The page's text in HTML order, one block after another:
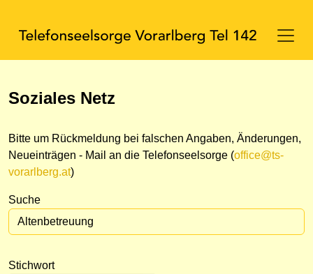
Soziales Netz
Bitte um Rückmeldung bei falschen Angaben, Änderungen,
Neueinträgen - Mail an die Telefonseelsorge (office@ts-
vorarlberg.at)
Suche
Stichwort